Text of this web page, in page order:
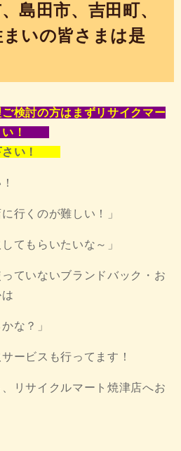
島田市、吉田町、
いの皆さまは是
討の方はまずリサイクマー
さい！
い！
行くのが難しい！」
てもらいたいな～」
っていないブランドバック・お
な？」
ービスも行ってます！
リサイクルマート焼津店へお